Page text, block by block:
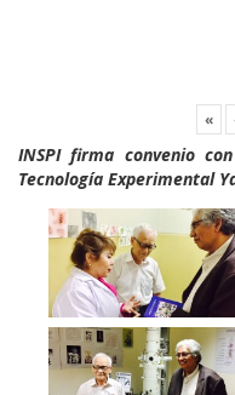
«
INSPI firma convenio
Tecnología Experimental